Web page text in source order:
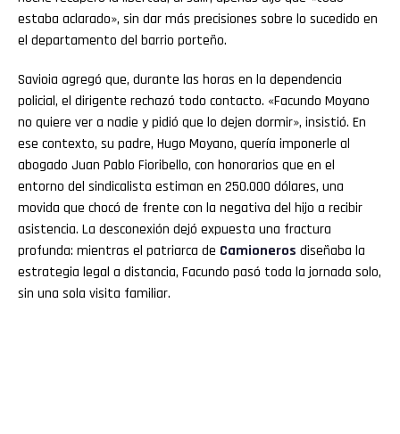
estaba aclarado», sin dar más precisiones sobre lo sucedido en
el departamento del barrio porteño.
Savioia agregó que, durante las horas en la dependencia
policial, el dirigente rechazó todo contacto. «Facundo Moyano
no quiere ver a nadie y pidió que lo dejen dormir», insistió. En
ese contexto, su padre, Hugo Moyano, quería imponerle al
abogado Juan Pablo Fioribello, con honorarios que en el
entorno del sindicalista estiman en 250.000 dólares, una
movida que chocó de frente con la negativa del hijo a recibir
asistencia. La desconexión dejó expuesta una fractura
profunda: mientras el patriarca de Camioneros diseñaba la
estrategia legal a distancia, Facundo pasó toda la jornada solo,
sin una sola visita familiar.